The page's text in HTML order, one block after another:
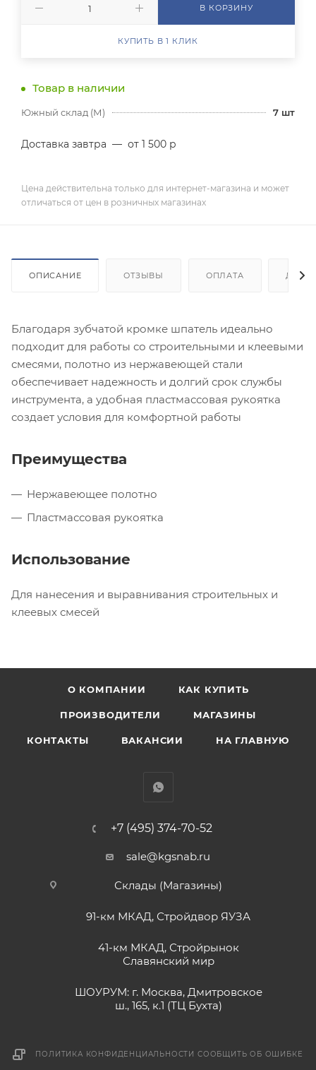
В КОРЗИНУ
КУПИТЬ В 1 КЛИК
Товар в наличии
Южный склад (М) 7 шт
Доставка завтра — от 1 500 р
Цена действительна только для интернет-магазина и может
отличаться от цен в розничных магазинах
ОПИСАНИЕ ОТЗЫВЫ ОПЛАТА
Благодаря зубчатой кромке шпатель идеально
подходит для работы со строительными и клеевыми
смесями, полотно из нержавеющей стали
обеспечивает надежность и долгий срок службы
инструмента, а удобная пластмассовая рукоятка
создает условия для комфортной работы
Преимущества
Нержавеющее полотно
Пластмассовая рукоятка
Использование
Для нанесения и выравнивания строительных и
клеевых смесей
О КОМПАНИИ КАК КУПИТЬ
ПРОИЗВОДИТЕЛИ МАГАЗИНЫ
КОНТАКТЫ ВАКАНСИИ НА ГЛАВНУЮ
+7 (495) 374-70-52
sale@kgsnab.ru
Склады (Магазины)
91-км МКАД, Стройдвор ЯУЗА
41-км МКАД, Стройрынок
Славянский мир
ШОУРУМ: г. Москва, Дмитровское
ш., 165, к.1 (ТЦ Бухта)
ПОЛИТИКА КОНФИДЕНЦИАЛЬНОСТИ СООБЩИТЬ ОБ ОШИБКЕ